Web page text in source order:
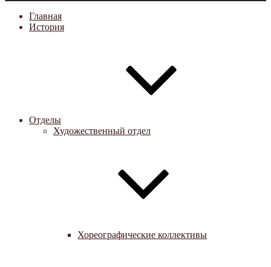
Главная
История
Отделы
Художественный отдел
Хореографические коллективы